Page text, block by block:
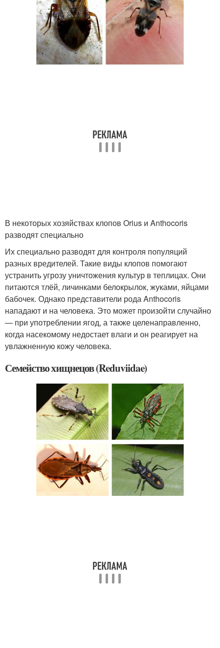
В некоторых хозяйствах клопов Orius и Anthocoris
разводят специально
Их специально разводят для контроля популяций
разных вредителей. Такие виды клопов помогают
устранить угрозу уничтожения культур в теплицах. Они
питаются тлёй, личинками белокрылок, жуками, яйцами
бабочек. Однако представители рода Anthocoris
нападают и на человека. Это может произойти случайно
— при употреблении ягод, а также целенаправленно,
когда насекомому недостает влаги и он реагирует на
увлажненную кожу человека.
Семейство хищнецов (Reduviidae)